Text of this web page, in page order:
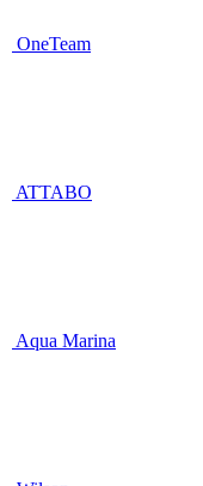
OneTeam
ATTABO
Aqua Marina